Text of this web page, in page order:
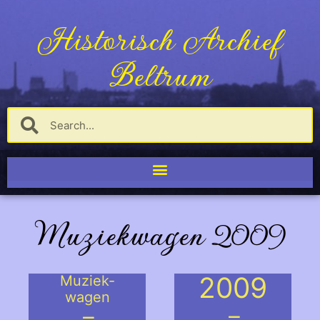
Historisch Archief
Beltrum
Muziekwagen 2009
Muziek-
wagen
2009